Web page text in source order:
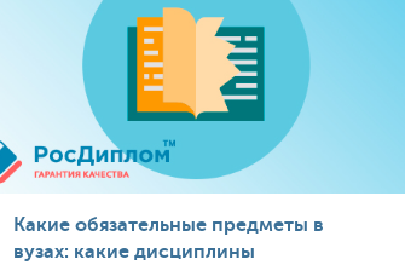
Какие обязательные предметы в
вузах: какие дисциплины